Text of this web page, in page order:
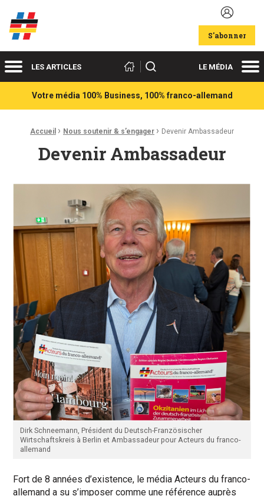
Acteurs du franco-allemand
S'abonner
MenuLES ARTICLES Rechercher LE MÉDIA
Votre média 100% Business, 100% franco-allemand
Fil d'Ariane :
Accueil › Nous soutenir & s’engager › Devenir Ambassadeur
Devenir Ambassadeur
Dirk Schneemann, Président du Deutsch-Französischer
Wirtschaftskreis à Berlin et Ambassadeur pour Acteurs du franco-
allemand
Fort de 8 années d’existence, le média Acteurs du franco-
allemand a su s’imposer comme une référence auprès